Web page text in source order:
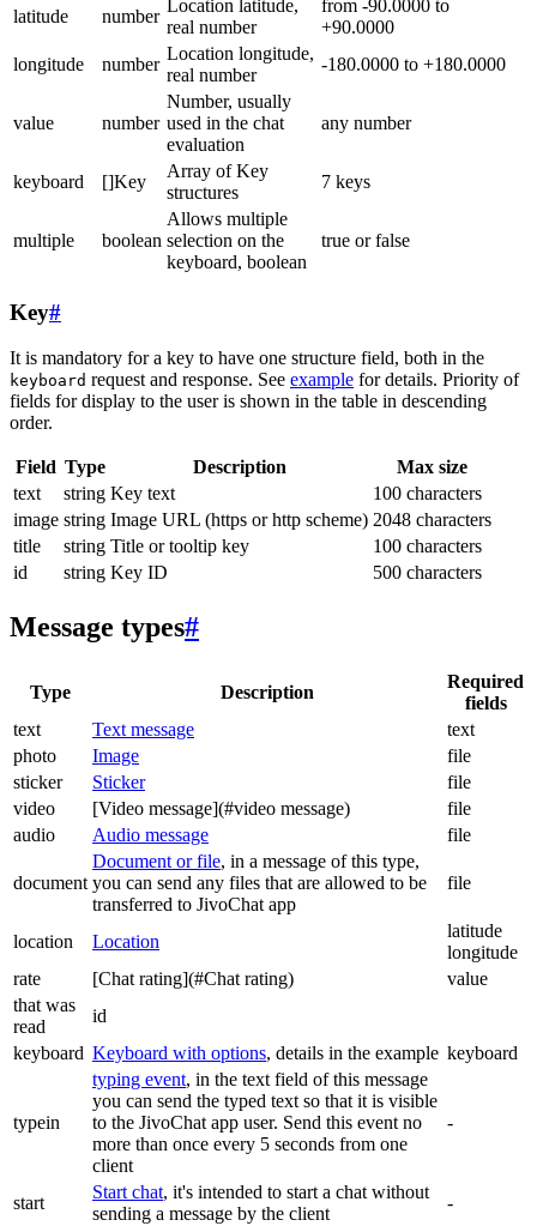
latitude
number
Location latitude,
real number
from -90.0000 to
+90.0000
longitude
number
Location longitude,
real number
-180.0000 to +180.0000
value number
Number, usually
used in the chat
evaluation
any number
keyboard []Key
Array of Key
structures
7 keys
multiple boolean
Allows multiple
selection on the
keyboard, boolean
true or false
Key#
It is mandatory for a key to have one structure field, both in the
keyboard request and response. See example for details. Priority of
fields for display to the user is shown in the table in descending
order.
Field Type Description
Max size
text
string Key text
100 characters
image string Image URL (https or http scheme) 2048 characters
title
string Title or tooltip key
100 characters
id
string Key ID 500 characters
Message types#
Type Description
Required
fields
text
Text message
text
photo
Image
file
sticker
Sticker
file
video
[Video message](#video message)
file
audio
Audio message file
document
Document or file, in a message of this type,
you can send any files that are allowed to be
transferred to JivoChat app
file
location Location
latitude
longitude
rate
[Chat rating](#Chat rating)
value
that was
read
id
keyboard Keyboard with options, details in the example keyboard
typein
typing event, in the text field of this message
you can send the typed text so that it is visible
to the JivoChat app user. Send this event no
more than once every 5 seconds from one
client
-
start
Start chat, it's intended to start a chat without
sending a message by the client
-